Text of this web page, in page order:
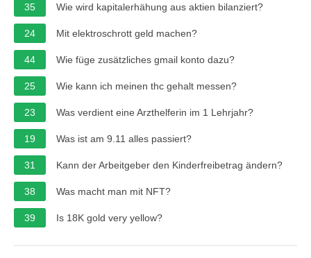
35 Wie wird kapitalerhähung aus aktien bilanziert?
24 Mit elektroschrott geld machen?
44 Wie füge zusätzliches gmail konto dazu?
25 Wie kann ich meinen thc gehalt messen?
23 Was verdient eine Arzthelferin im 1 Lehrjahr?
19 Was ist am 9.11 alles passiert?
31 Kann der Arbeitgeber den Kinderfreibetrag ändern?
38 Was macht man mit NFT?
39 Is 18K gold very yellow?